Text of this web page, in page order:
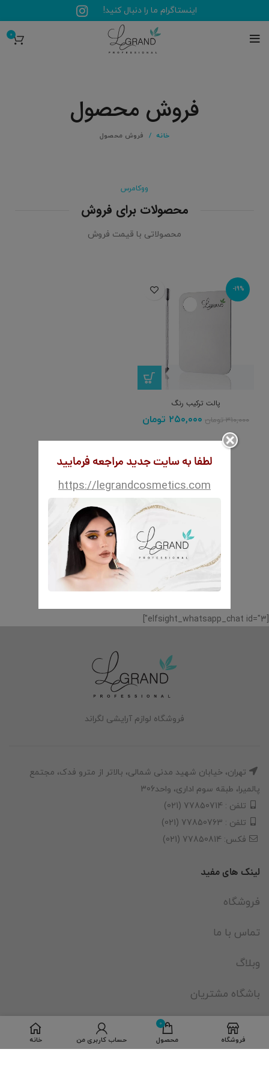
اینستاگرام ما را دنبال کنید!
0
فروش محصول
خانه فروش محصول
ووکامرس
محصولات برای فروش
محصولاتی با قیمت فروش
-19%
پالت ترکیب رنگ
۳۱۰,۰۰۰ تومان ۲۵۰,۰۰۰ تومان
فروشگاه لوازم آرایشی لگراند
تهران، خیابان شهید مدنی شمالی، بالاتر از مترو فدک، مجتمع
پالمیرا، طبقه سوم اداری، واحد306
تلفن : 77850714 (021)
تلفن : 77850763 (021)
فکس: 77850814 (021)
لینک های مفید
فروشگاه
تماس با ما
وبلاگ
باشگاه مشتریان
نمایندگی های لگراند
فروشگاه
0
محصول حساب کاربری من خانه
لطفا به سایت جدید مراجعه فرمایید
https://legrandcosmetics.com